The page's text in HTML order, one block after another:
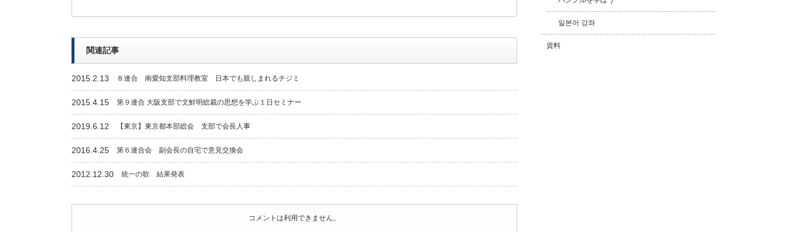
関連記事
2015.2.13 ８連合 南愛知支部料理教室 日本でも親しまれるチジミ
2015.4.15 第９連合 大阪支部で文鮮明総裁の思想を学ぶ１日セミナー
2019.6.12 【東京】東京都本部総会 支部で会長人事
2016.4.25 第６連合会 副会長の自宅で意見交換会
2012.12.30 統一の歌 結果発表
コメントは利用できません。
일본어 강좌
資料